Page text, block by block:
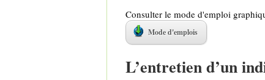
Consulter le mode d'emploi
Mode d'emplois
L’entretien d’un